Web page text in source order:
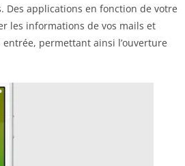
Des applications en fonction de votre
les informations de vos mails et
entrée, permettant ainsi l’ouverture